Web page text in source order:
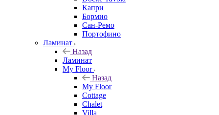
Капри
Бормио
Сан-Ремо
Портофино
Ламинат
Назад
Ламинат
My Floor
Назад
My Floor
Cottage
Chalet
Villa